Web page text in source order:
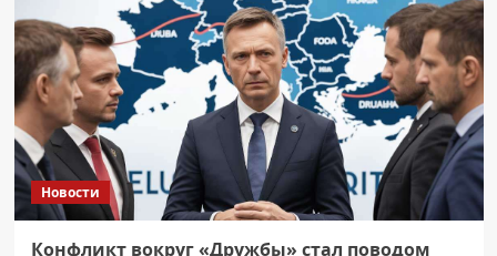
Новости
Конфликт вокруг «Дружбы» стал поводом